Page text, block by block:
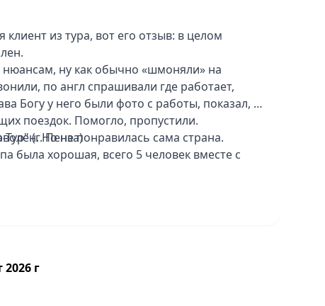
из тура, вот его отзыв: в целом
нюансам, ну как обычно «шмоняли» на
по англ спрашивали где работает,
Богу у него были фото с работы, показал, и
поездок. Помогло, пропустили.
Но не понравилась сама страна.
была хорошая, всего 5 человек вместе с
норм. Фоток прислал очень много.
(г. Пенза)
г